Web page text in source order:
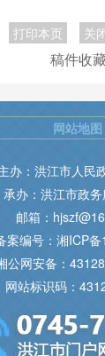
打印本页 关
稿件收
办：洪江市人民
承办：洪江市政
邮箱：
案编号：湘ICP
公网安备：
网站标识码：
网站地图